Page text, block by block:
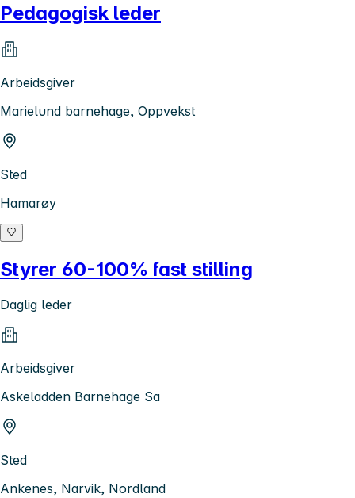
Pedagogisk leder
Arbeidsgiver
Marielund barnehage, Oppvekst
Sted
Hamarøy
Styrer 60-100% fast stilling
Daglig leder
Arbeidsgiver
Askeladden Barnehage Sa
Sted
Ankenes, Narvik, Nordland